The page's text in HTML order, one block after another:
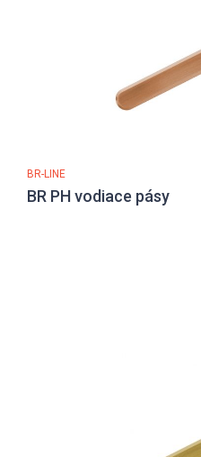
BR-LINE
BR PH vodiace pásy